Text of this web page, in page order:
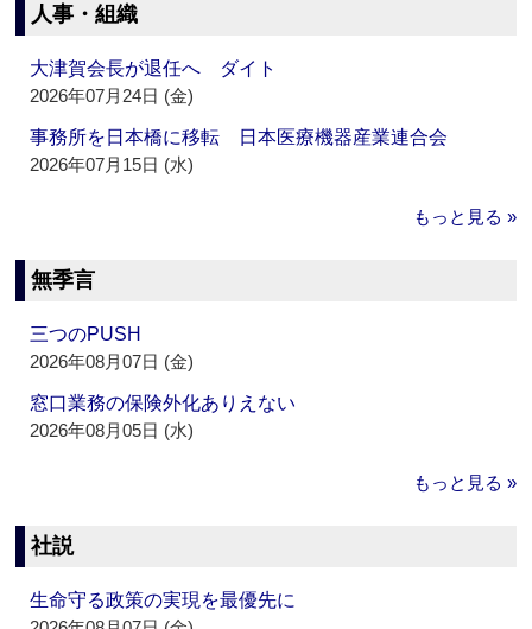
人事・組織
大津賀会長が退任へ ダイト
2026年07月24日 (金)
事務所を日本橋に移転 日本医療機器産業連合会
2026年07月15日 (水)
もっと見る »
無季言
三つのPUSH
2026年08月07日 (金)
窓口業務の保険外化ありえない
2026年08月05日 (水)
もっと見る »
社説
生命守る政策の実現を最優先に